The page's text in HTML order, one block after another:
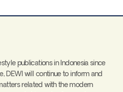
publications in Indonesia since
DEWI will continue to inform and
related with the modern